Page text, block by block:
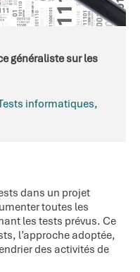
généraliste sur les
informatiques,
dans un projet
toutes les
les tests prévus. Ce
l’approche adoptée,
des activités de